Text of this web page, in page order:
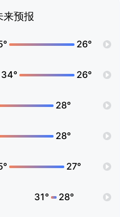
来预报
26°
34° 26°
28°
28°
27°
31° 28°